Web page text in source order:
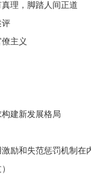
理，脚踏人间正道
评
主义
建新发展格局
励和失范惩罚机制在